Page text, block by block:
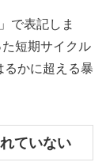
で表記しま
短期サイクル
るかに超える暴
ていない